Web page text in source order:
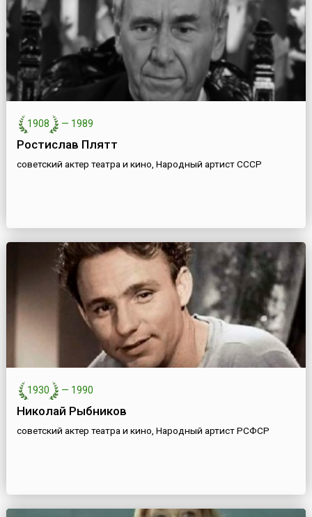
1908 — 1989
Ростислав Плятт
советский актер театра и кино, Народный артист СССР
1930 — 1990
Николай Рыбников
советский актер театра и кино, Народный артист РСФСР